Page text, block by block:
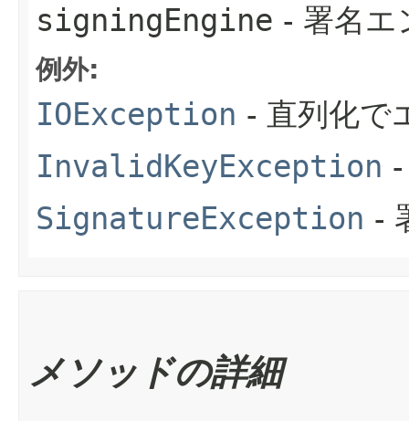
signingEngine - 署名エ
例外:
IOException - 直列化で
InvalidKeyException
SignatureException -
メソッドの詳細